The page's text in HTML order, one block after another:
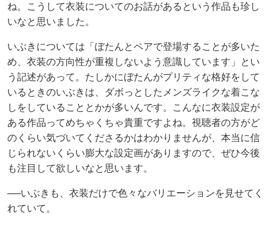
ね。こうして衣装についてのお話があるという作品も珍し
いなと思いました。
いぶきについては「ぼたんとペアで登場することが多いた
め、衣装の方向性が重複しないよう意識しています」とい
う記述があって。たしかにぼたんがプリティな格好をして
いるときのいぶきは、ダボっとしたメンズライクな着こな
しをしていることとかが多いんです。こんなに衣装設定が
ある作品ってめちゃくちゃ貴重ですよね。視聴者の方がど
のくらい気づいてくださるかはわかりませんが、本当に信
じられないくらい膨大な設定画がありますので、ぜひ今後
も注目して欲しいなと思います。
──いぶきも、衣装だけで色々なバリエーションを見せてく
れていて。